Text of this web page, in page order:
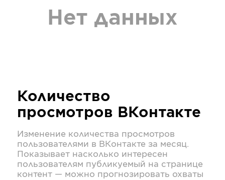
Нет данных
Количество
просмотров ВКонтакте
Изменение количества просмотров
пользователями в ВКонтакте за месяц.
Показывает насколько интересен
пользователям публикуемый на странице
контент — можно прогнозировать охваты